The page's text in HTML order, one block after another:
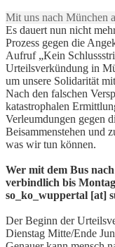
Mit uns nach München
Es dauert nun nicht
Prozess gegen die
Aufruf „Kein
Urteilsverkündung in
um unsere Solidarität
Nach den falschen
katastrophalen
Verleumdungen gegen
Beisammenstehen und
was wir tun können.
Wer mit dem Bus
verbindlich bis
so_ko_wuppertal [at]
Der Beginn der
Dienstag Mitte/Ende